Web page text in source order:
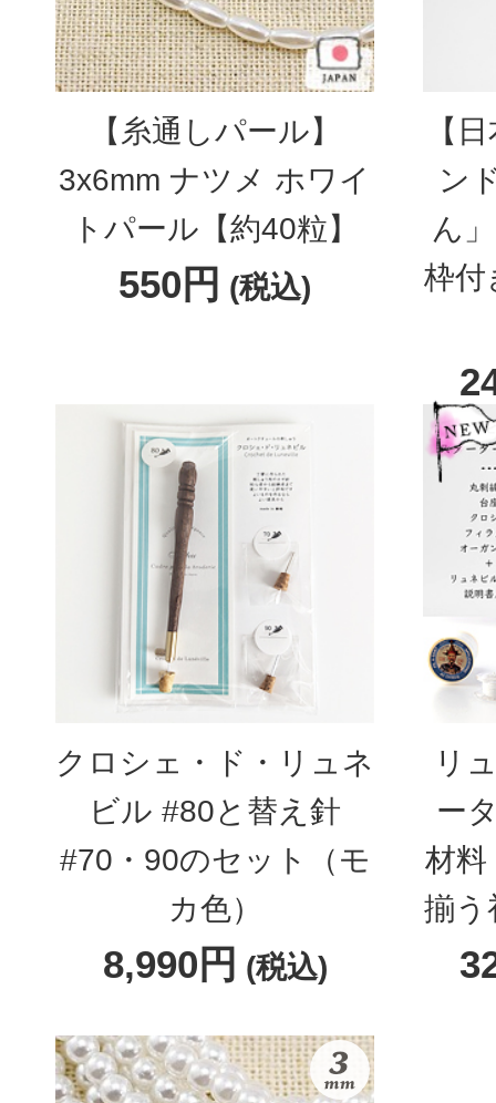
【糸通しパール】
3x6mm ナツメ ホワイ
トパール【約40粒】
550円 (税込)
【
ン
ん
枠付
クロシェ・ド・リュネ
ビル #80と替え針
#70・90のセット（モ
カ色）
8,990円 (税込)
リ
ー
材料
揃う